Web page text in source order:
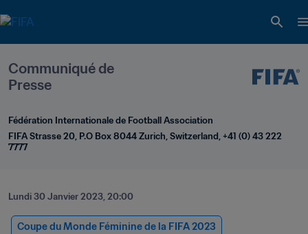
Communiqué de
Presse
Fédération Internationale de Football Association
FIFA Strasse 20, P.O Box 8044 Zurich, Switzerland, +41 (0) 43 222
7777
Lundi 30 Janvier 2023, 20:00
Coupe du Monde Féminine de la FIFA 2023